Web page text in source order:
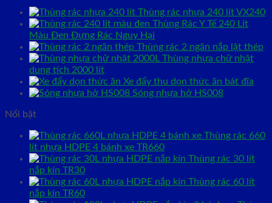
Thùng rác nhựa 240 lít VX240
Thùng Rác Y Tế 240 Lít
Màu Đen Đựng Rác Nguy Hại
Thùng rác 2 ngăn nắp lật thép
Thùng nhựa chữ nhật
dung tích 2000 lít
Xe đẩy thu dọn thức ăn bát đĩa
Sóng nhựa hở HS008
Nổi bật
Thùng rác 660
lít nhựa HDPE 4 bánh xe TR660
Thùng rác 30 lít
nắp kín TR30
Thùng rác 60 lít
nắp kín TR60